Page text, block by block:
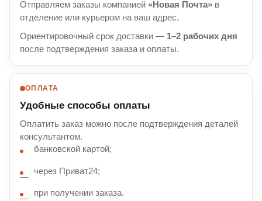
Отправляем заказы компанией «Новая Почта» в
отделение или курьером на ваш адрес.
Ориентировочный срок доставки — 1–2 рабочих дня
после подтверждения заказа и оплаты.
ОПЛАТА
Удобные способы оплаты
Оплатить заказ можно после подтверждения деталей
консультантом.
банковской картой;
через Приват24;
при получении заказа.